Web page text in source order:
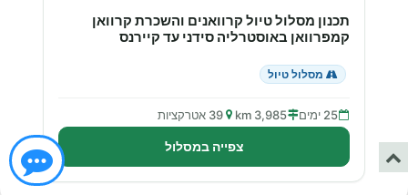
תכנון מסלול טיול קרוואנים והשכרת קרוואן
קמפרוואן באוסטרליה סידני עד קיירנס
מסלול טיול
25 ימים 3,985 km 39 אטרקציות
צפייה במסלול